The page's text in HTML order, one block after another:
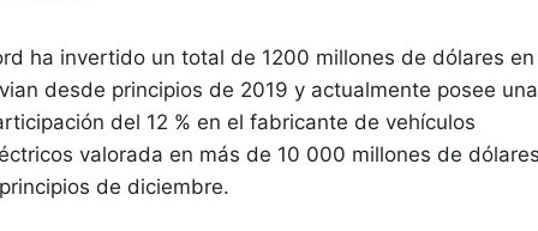
ha invertido un total de 1200 millones de dólares en
desde principios de 2019 y actualmente posee una
del 12 % en el fabricante de vehículos
valorada en más de 10 000 millones de
de diciembre.